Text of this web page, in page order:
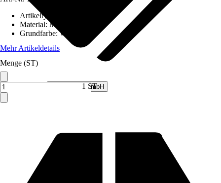
Verkauf durch: V&V Online GmbH
Artikeltyp
Material:Metall
Grundfarbe:Weiß
Mehr Artikeldetails
Menge (ST)
1 ST